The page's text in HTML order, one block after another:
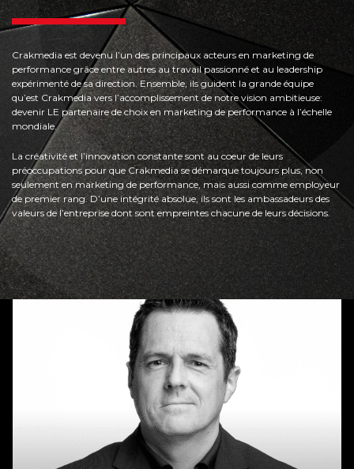
Crakmedia est devenu l’un des principaux acteurs en marketing de
performance grâce entre autres au travail passionné et au leadership
expérimenté de sa direction. Ensemble, ils guident la grande équipe
qu’est Crakmedia vers l’accomplissement de notre vision ambitieuse:
devenir LE partenaire de choix en marketing de performance à l’échelle
mondiale.
La créativité et l’innovation constante sont au coeur de leurs
préoccupations pour que Crakmedia se démarque toujours plus, non
seulement en marketing de performance, mais aussi comme employeur
de premier rang. D’une intégrité absolue, ils sont les ambassadeurs des
valeurs de l’entreprise dont sont empreintes chacune de leurs décisions.